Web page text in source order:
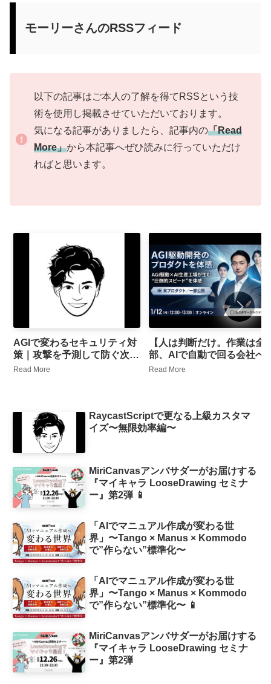
モーリーさんのRSSフィード
以下の記事はご本人の了解を得てRSSという技
術を使用し掲載させていただいております。
気になる記事がありましたら、記事内の「Read
More」から本記事へぜひ読みに行っていただけ
ればと思います。
AGIで変わるセキュリティ対
策｜攻撃を予測して防ぐ次世
代防御セミナー
Read More
【人は判断だけ。作業は全
部、AIで自動で回る会社へ
AI生産工場 × AGI駆動開発
ーカイブ付） 📱
Read More
RaycastScriptで更なる上級カスタマ
イズ〜無限効率編〜
MiriCanvasアンバサダーがお届けする
『マイキャラ LooseDrawing セミナ
ー』第2弾 📱
「AIでマニュアル作成が変わる世
界」〜Tango × Manus × Kommodo
で”作らない”標準化〜
「AIでマニュアル作成が変わる世
界」〜Tango × Manus × Kommodo
で”作らない”標準化〜 📱
MiriCanvasアンバサダーがお届けする
『マイキャラ LooseDrawing セミナ
ー』第2弾